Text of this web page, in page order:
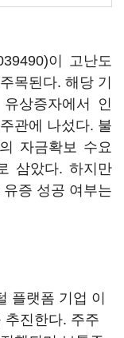
이 고난도
목된다. 해당 기
상증자에서 인
관에 나섰다. 불
자금확보 수요
삼았다. 하지만
증 성공 여부는
플랫폼 기업 이
추진한다. 주주